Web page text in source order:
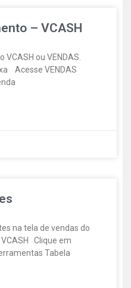
– VCASH
VCASH ou VENDAS.
Acesse VENDAS
na tela de vendas do
Clique em
Tabela